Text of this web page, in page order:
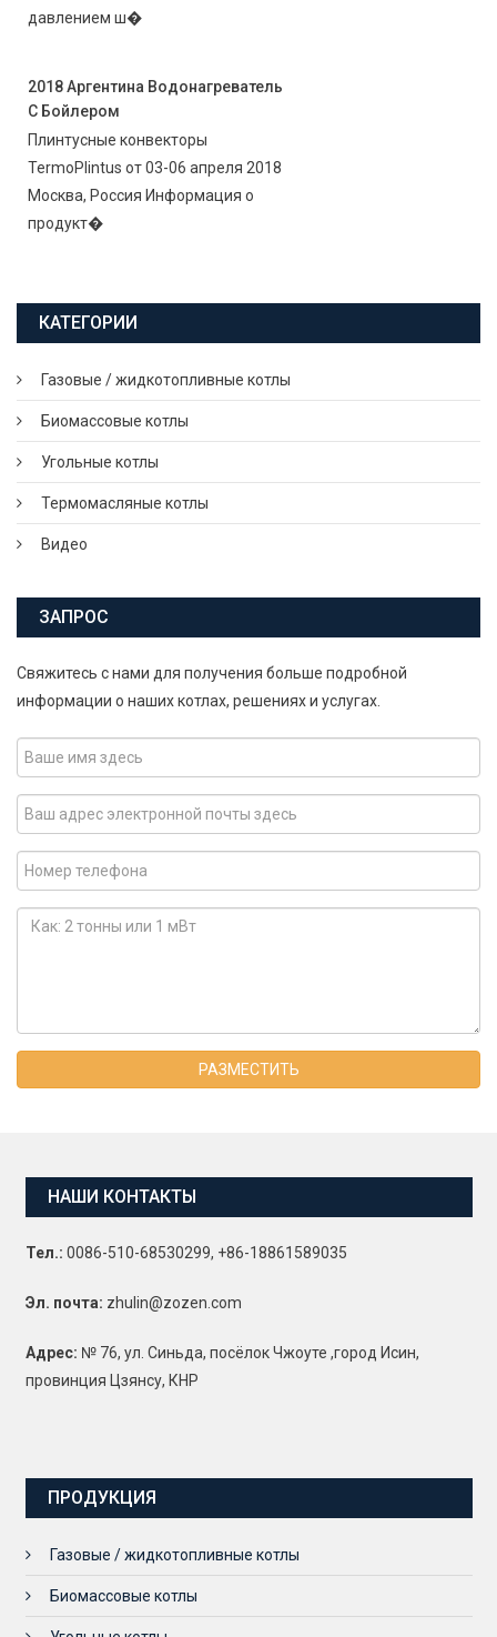
давлением ш�
2018 Аргентина Водонагреватель
С Бойлером
Плинтусные конвекторы
TermoPlintus от 03-06 апреля 2018
Москва, Россия Информация о
продукт�
КАТЕГОРИИ
Газовые / жидкотопливные котлы
Биомассовые котлы
Угольные котлы
Термомасляные котлы
Видео
ЗАПРОС
Свяжитесь с нами для получения больше подробной
информации о наших котлах, решениях и услугах.
РАЗМЕСТИТЬ
НАШИ КОНТАКТЫ
Тел.: 0086-510-68530299, +86-18861589035
Эл. почта: zhulin@zozen.com
Адрес: № 76, ул. Синьда, посёлок Чжоуте ,город Исин,
провинция Цзянсу, КНР
ПРОДУКЦИЯ
Газовые / жидкотопливные котлы
Биомассовые котлы